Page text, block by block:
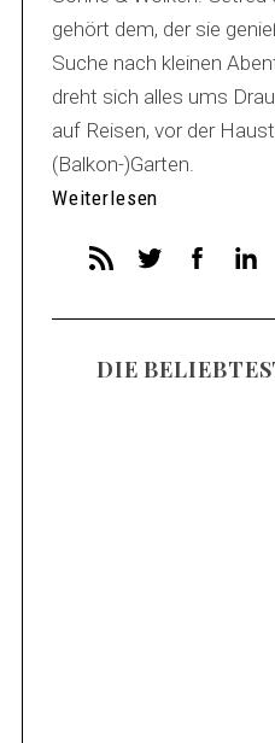
gehört dem, der sie
Suche nach kleinen
dreht sich alles ums
auf Reisen, vor der
(Balkon-)Garten.
Weiterlesen
DIE